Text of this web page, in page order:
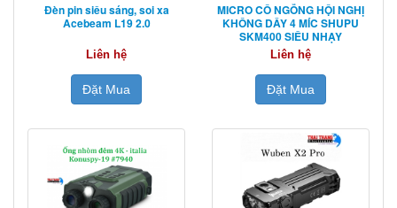
Đèn pin siêu sáng, soi xa
Acebeam L19 2.0
Liên hệ
Đặt Mua
MICRO CỔ NGỖNG HỘI NGHỊ
KHÔNG DÂY 4 MÍC SHUPU
SKM400 SIÊU NHẠY
Liên hệ
Đặt Mua